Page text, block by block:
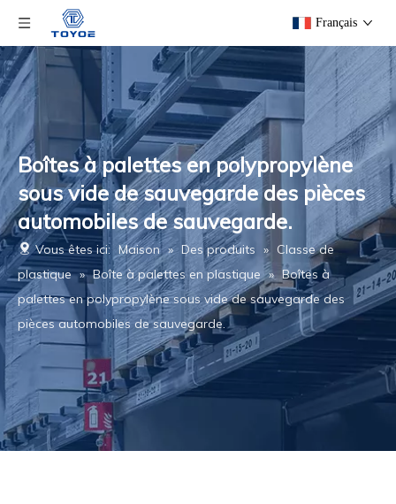
Français
Boîtes à palettes en polypropylène
sous vide de sauvegarde des pièces
automobiles de sauvegarde.
Vous êtes ici: Maison » Des produits » Classe de
plastique » Boîte à palettes en plastique » Boîtes à
palettes en polypropylène sous vide de sauvegarde des
pièces automobiles de sauvegarde.